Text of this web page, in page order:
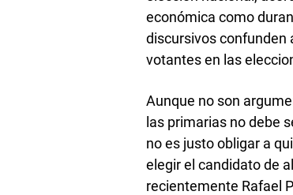
económica como
discursivos confunden
votantes en las
Aunque no son
las primarias no debe
no es justo obligar a
elegir el candidato de
recientemente Rafael